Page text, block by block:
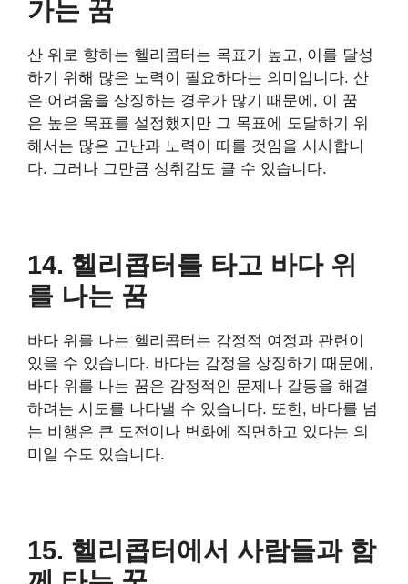
가는 꿈
산 위로 향하는 헬리콥터는 목표가 높고, 이를 달성
하기 위해 많은 노력이 필요하다는 의미입니다. 산
은 어려움을 상징하는 경우가 많기 때문에, 이 꿈
은 높은 목표를 설정했지만 그 목표에 도달하기 위
해서는 많은 고난과 노력이 따를 것임을 시사합니
다. 그러나 그만큼 성취감도 클 수 있습니다.
14. 헬리콥터를 타고 바다 위
를 나는 꿈
바다 위를 나는 헬리콥터는 감정적 여정과 관련이
있을 수 있습니다. 바다는 감정을 상징하기 때문에,
바다 위를 나는 꿈은 감정적인 문제나 갈등을 해결
하려는 시도를 나타낼 수 있습니다. 또한, 바다를 넘
는 비행은 큰 도전이나 변화에 직면하고 있다는 의
미일 수도 있습니다.
15. 헬리콥터에서 사람들과 함